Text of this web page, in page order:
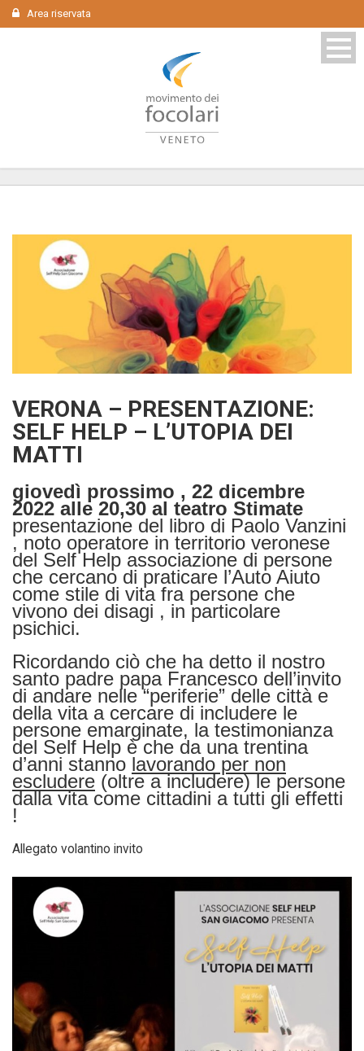
Area riservata
VERONA – PRESENTAZIONE:
SELF HELP – L’UTOPIA DEI
MATTI
giovedì prossimo , 22 dicembre
2022 alle 20,30 al teatro Stimate
presentazione del libro di Paolo Vanzini
, noto operatore in territorio veronese
del Self Help associazione di persone
che cercano di praticare l’Auto Aiuto
come stile di vita fra persone che
vivono dei disagi , in particolare
psichici.
Ricordando ciò che ha detto il nostro
santo padre papa Francesco dell’invito
di andare nelle “periferie” delle città e
della vita a cercare di includere le
persone emarginate, la testimonianza
del Self Help è che da una trentina
d’anni stanno lavorando per non
escludere (oltre a includere) le persone
dalla vita come cittadini a tutti gli effetti
!
Allegato volantino invito